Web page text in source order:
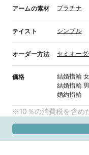
アームの素材 プラチナ
テイスト シンプル
オーダー方法 セミオーダ
価格 結婚指輪
結婚指輪
婚約指輪
※10％の消費税を含め